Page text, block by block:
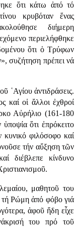
ὅτι κάτω ἀπό τό
κρυβόταν ἕνας
διήμερη
περιελήφθηκε
ὅτι ὁ Τρύφων
συζήτηση πρέπει νά
῾Αγίου ἀντιδράσεις.
καί οἱ ἄλλοι ἐχθροί
Αὐρήλιο (161-180
ὅτι ἐπρόκειτο
κυνικό φιλόσοφο καί
τήν αὔξηση τῶν
διέβλεπε κίνδυνο
μαθητοῦ του
Ρώμη ἀπό φόβο γιά
ἀφοῦ ἤδη εἶχε
του πρό τοῦ